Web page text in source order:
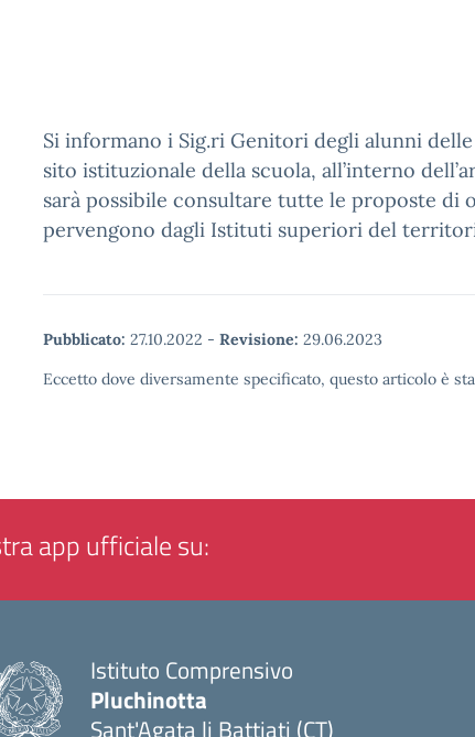
Si informano i Sig.ri Genitori degli alunni
sito istituzionale della scuola, all’interno
sarà possibile consultare tutte le proposte di
pervengono dagli Istituti superiori del
Pubblicato: 27.10.2022 - Revisione: 29.06.2023
Eccetto dove diversamente specificato, questo articolo è
app ufficiale su:
Istituto Comprensivo
Pluchinotta
Sant'Agata li Battiati (CT)